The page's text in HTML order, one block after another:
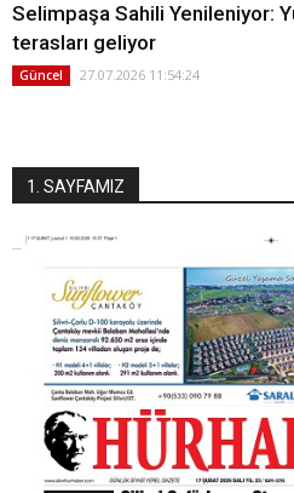
Selimpaşa Sahili Yenileniyor:
terasları geliyor
Güncel 27.07.2026 11:54:24
1. SAYFAMIZ